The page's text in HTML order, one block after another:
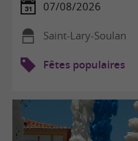
07/08/2026
Saint-Lary-Soulan
Fêtes populaires